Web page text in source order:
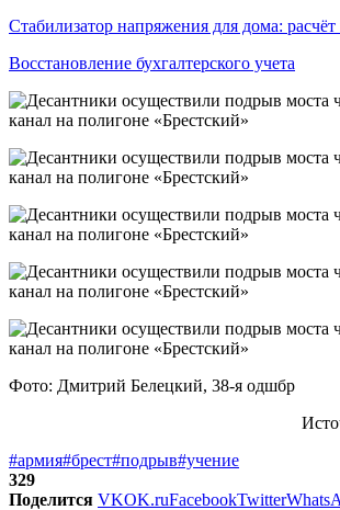
Стабилизатор напряжения для дома:
Восстановление бухгалтерского учета
Фото: Дмитрий Белецкий, 38-я одшбр
#армия#брест#подрыв#учение
329
Поделится VKOK.ruFacebookTwitter